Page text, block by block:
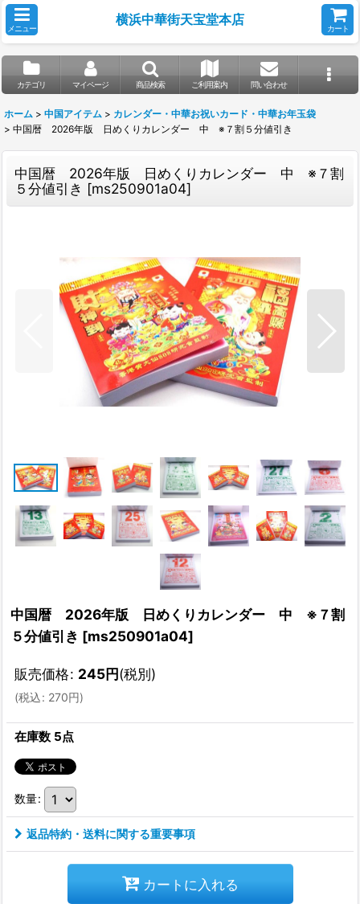
メニュー
横浜中華街天宝堂本店
カート
カテゴリ マイページ 商品検索 ご利用案内 問い合わせ
ホーム > 中国アイテム > カレンダー・中華お祝いカード・中華お年玉袋
> 中国暦 2026年版 日めくりカレンダー 中 ※７割５分値引き
中国暦 2026年版 日めくりカレンダー 中 ※７割
５分値引き [ms250901a04]
中国暦 2026年版 日めくりカレンダー 中 ※７割
５分値引き [ms250901a04]
販売価格: 245円(税別)
(税込: 270円)
在庫数 5点
数量:
返品特約・送料に関する重要事項
カートに入れる